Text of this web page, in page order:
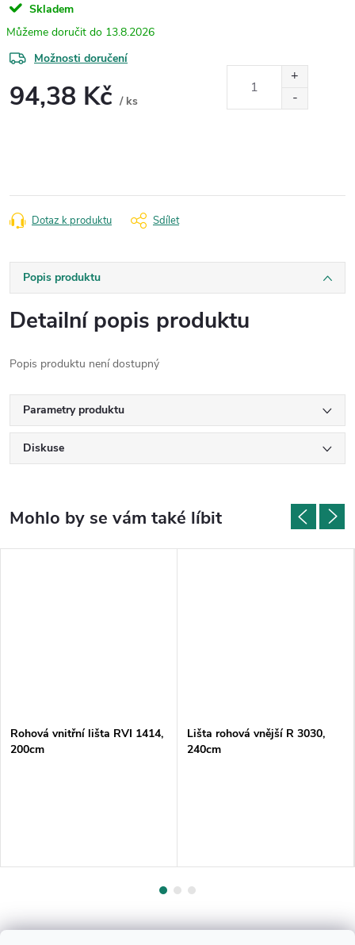
Skladem
13.8.2026
Možnosti doručení
94,38 Kč / ks
Dotaz k produktu Sdílet
Popis produktu
Detailní popis produktu
Popis produktu není dostupný
Parametry produktu
Diskuse
Rohová vnitřní lišta RVI 1414,
200cm
Lišta rohová vnější R 3030,
240cm